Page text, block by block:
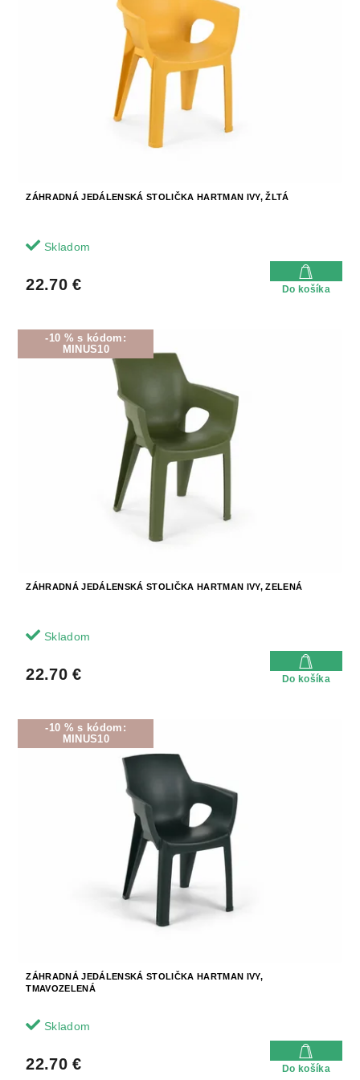
ZÁHRADNÁ JEDÁLENSKÁ STOLIČKA HARTMAN IVY, ŽLTÁ
Skladom
22.70 € Do košíka
-10 % s kódom:
MINUS10
ZÁHRADNÁ JEDÁLENSKÁ STOLIČKA HARTMAN IVY, ZELENÁ
Skladom
22.70 € Do košíka
-10 % s kódom:
MINUS10
ZÁHRADNÁ JEDÁLENSKÁ STOLIČKA HARTMAN IVY,
TMAVOZELENÁ
Skladom
22.70 € Do košíka